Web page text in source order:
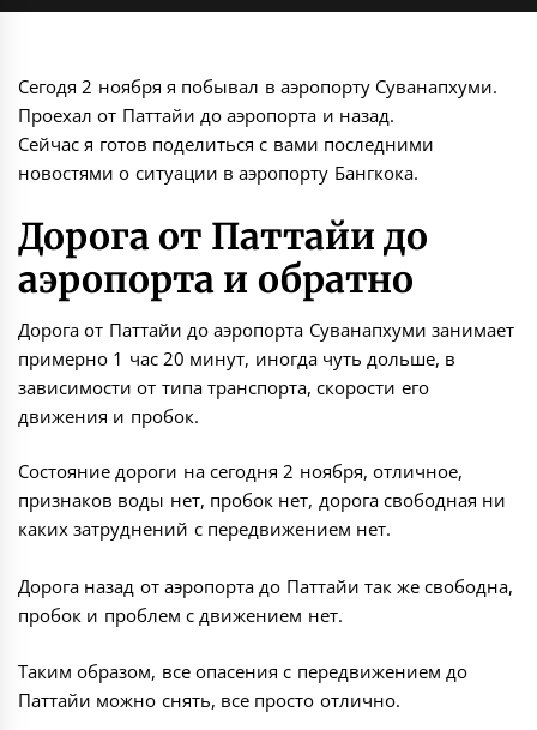
Сегодя 2 ноября я побывал в аэропорту Суванапхуми.
Проехал от Паттайи до аэропорта и назад.
Сейчас я готов поделиться с вами последними
новостями о ситуации в аэропорту Бангкока.
Дорога от Паттайи до
аэропорта и обратно
Дорога от Паттайи до аэропорта Суванапхуми занимает
примерно 1 час 20 минут, иногда чуть дольше, в
зависимости от типа транспорта, скорости его
движения и пробок.
Состояние дороги на сегодня 2 ноября, отличное,
признаков воды нет, пробок нет, дорога свободная ни
каких затруднений с передвижением нет.
Дорога назад от аэропорта до Паттайи так же свободна,
пробок и проблем с движением нет.
Таким образом, все опасения с передвижением до
Паттайи можно снять, все просто отлично.